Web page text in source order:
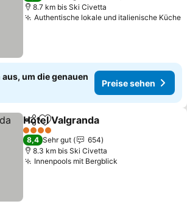
8.7 km bis Ski Civetta
Authentische lokale und italienische Küche
um die genauen
Preise sehen
TeilenZu Favoriten hinzufügen
Hotel Valgranda
4 Sterne
8,4 Sehr gut
654
8.3 km bis Ski Civetta
Innenpools mit Bergblick